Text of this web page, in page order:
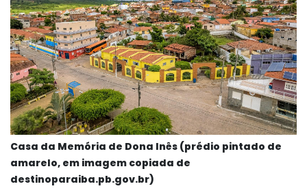
Casa da Memória de Dona Inês (prédio pintado de
amarelo, em imagem copiada de
destinoparaiba.pb.gov.br)